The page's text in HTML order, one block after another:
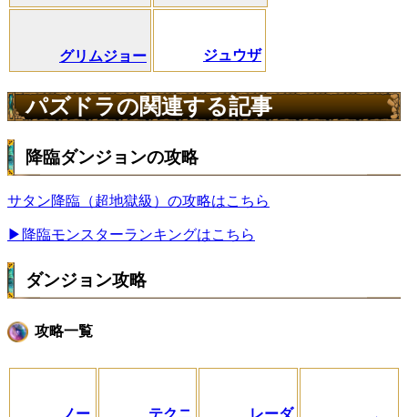
グリムジョー ジュウザ
パズドラの関連する記事
降臨ダンジョンの攻略
サタン降臨（超地獄級）の攻略はこちら
▶降臨モンスターランキングはこちら
ダンジョン攻略
攻略一覧
ノー
テクニ
レーダ